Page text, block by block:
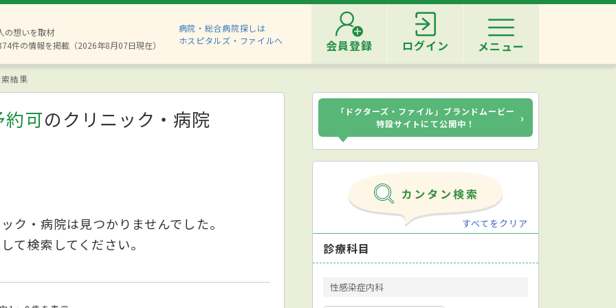
の想いを取材
件の情報を掲載（2026年8月07日現在）
病院・総合病院探しは
ホスピタルズ・ファイルへ
会員登録 ログイン メニュー
結果
約可のクリニック・病院
ク・病院は見つかりませんでした。
て検索してください。
「ドクターズ・ファイル」ブランドムービー
特設サイトにて公開中！
›
すべてをクリア
診療科目
性感染症内科